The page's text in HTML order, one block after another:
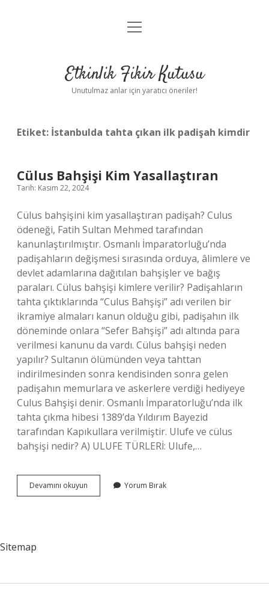
Anasayfa
Yasal Uyarı
menüyü
Etkinlik Fikir Kutusu
Unutulmaz anlar için yaratıcı öneriler!
Etiket: İstanbulda tahta çıkan ilk padişah kimdir
Cülus Bahşişi Kim Yasallaştıran
Tarih: Kasım 22, 2024
Cülus bahşişini kim yasallaştıran padişah? Culus
ödeneği, Fatih Sultan Mehmed tarafından
kanunlaştırılmıştır. Osmanlı İmparatorluğu’nda
padişahların değişmesi sırasında orduya, âlimlere ve
devlet adamlarına dağıtılan bahşişler ve bağış
paraları. Cülus bahşişi kimlere verilir? Padişahların
tahta çıktıklarında “Culus Bahşişi” adı verilen bir
ikramiye almaları kanun olduğu gibi, padişahın ilk
döneminde onlara “Sefer Bahşişi” adı altında para
verilmesi kanunu da vardı. Cülus bahşişi neden
yapılır? Sultanın ölümünden veya tahttan
indirilmesinden sonra kendisinden sonra gelen
padişahın memurlara ve askerlere verdiği hediyeye
Culus Bahşişi denir. Osmanlı İmparatorluğu’nda ilk
tahta çıkma hibesi 1389’da Yıldırım Bayezid
tarafından Kapıkullara verilmiştir. Ulufe ve cülus
bahşişi nedir? A) ULUFE TÜRLERİ: Ulufe,…
Devamını okuyun
Bahşişi
Yorum Bırak
Sitemap